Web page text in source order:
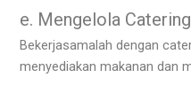
e. Mengelola
Bekerjasamalah dengan
menyediakan makanan dan